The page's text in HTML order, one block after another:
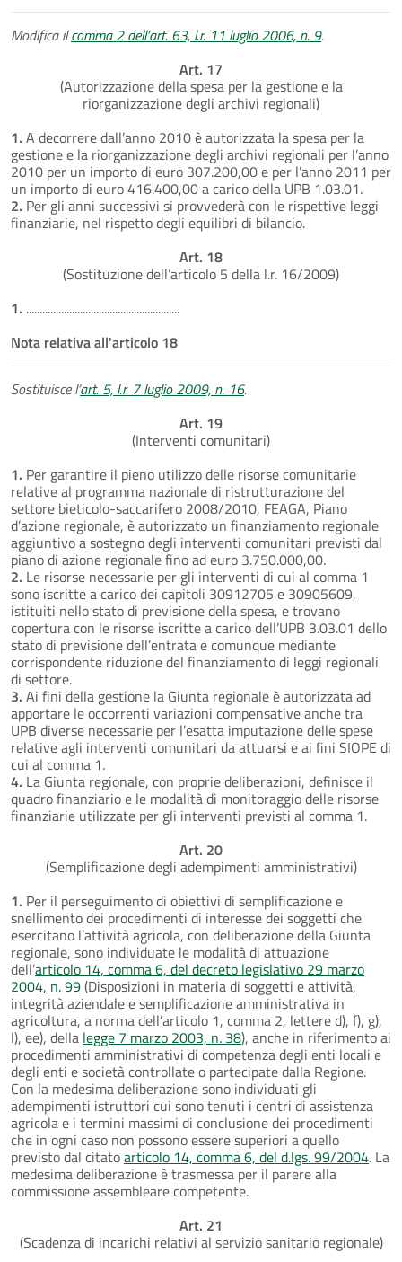
Modifica ilcomma 2 dell’art. 63, l.r. 11 luglio 2006, n. 9.
Art. 17
(Autorizzazione della spesa per la gestione e la
riorganizzazione degli archivi regionali)
1. A decorrere dall’anno 2010 è autorizzata la spesa per la
gestione e la riorganizzazione degli archivi regionali per l’anno
2010 per un importo di euro 307.200,00 e per l’anno 2011 per
un importo di euro 416.400,00 a carico della UPB 1.03.01.
2. Per gli anni successivi si provvederà con le rispettive leggi
finanziarie, nel rispetto degli equilibri di bilancio.
Art. 18
(Sostituzione dell’articolo 5 della l.r. 16/2009)
1. .........................................................
Nota relativa all'articolo 18
Sostituisce l’art. 5, l.r. 7 luglio 2009, n. 16.
Art. 19
(Interventi comunitari)
1. Per garantire il pieno utilizzo delle risorse comunitarie
relative al programma nazionale di ristrutturazione del
settore bieticolo-saccarifero 2008/2010, FEAGA, Piano
d’azione regionale, è autorizzato un finanziamento regionale
aggiuntivo a sostegno degli interventi comunitari previsti dal
piano di azione regionale fino ad euro 3.750.000,00.
2. Le risorse necessarie per gli interventi di cui al comma 1
sono iscritte a carico dei capitoli 30912705 e 30905609,
istituiti nello stato di previsione della spesa, e trovano
copertura con le risorse iscritte a carico dell’UPB 3.03.01 dello
stato di previsione dell’entrata e comunque mediante
corrispondente riduzione del finanziamento di leggi regionali
di settore.
3. Ai fini della gestione la Giunta regionale è autorizzata ad
apportare le occorrenti variazioni compensative anche tra
UPB diverse necessarie per l’esatta imputazione delle spese
relative agli interventi comunitari da attuarsi e ai fini SIOPE di
cui al comma 1.
4. La Giunta regionale, con proprie deliberazioni, definisce il
quadro finanziario e le modalità di monitoraggio delle risorse
finanziarie utilizzate per gli interventi previsti al comma 1.
Art. 20
(Semplificazione degli adempimenti amministrativi)
1. Per il perseguimento di obiettivi di semplificazione e
snellimento dei procedimenti di interesse dei soggetti che
esercitano l’attività agricola, con deliberazione della Giunta
regionale, sono individuate le modalità di attuazione
dell’articolo 14, comma 6, del decreto legislativo 29 marzo
2004, n. 99(Disposizioni in materia di soggetti e attività,
integrità aziendale e semplificazione amministrativa in
agricoltura, a norma dell’articolo 1, comma 2, lettere d), f), g),
l), ee), della legge 7 marzo 2003, n. 38), anche in riferimento ai
procedimenti amministrativi di competenza degli enti locali e
degli enti e società controllate o partecipate dalla Regione.
Con la medesima deliberazione sono individuati gli
adempimenti istruttori cui sono tenuti i centri di assistenza
agricola e i termini massimi di conclusione dei procedimenti
che in ogni caso non possono essere superiori a quello
previsto dal citatoarticolo 14, comma 6, del d.lgs. 99/2004. La
medesima deliberazione è trasmessa per il parere alla
commissione assembleare competente.
Art. 21
(Scadenza di incarichi relativi al servizio sanitario regionale)